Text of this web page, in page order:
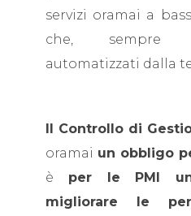
servizi oramai a
che, sempre
automatizzati dalla
Il Controllo di
oramai un obbligo
è per le PMI
migliorare le